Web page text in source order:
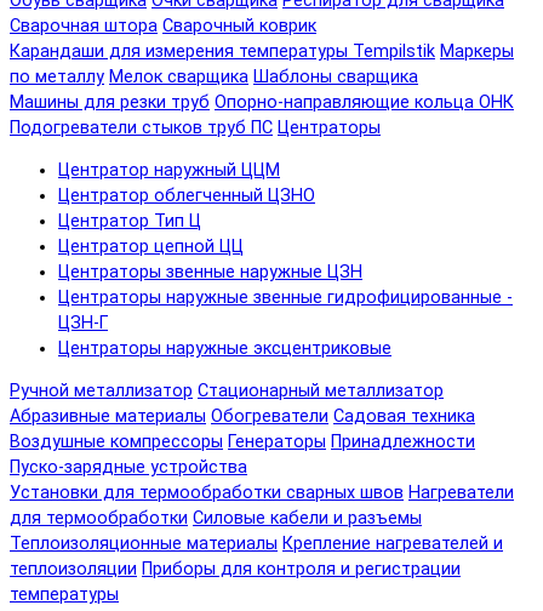
Сварочная штора Сварочный коврик
Карандаши для измерения температуры Tempilstik Маркеры
по металлу Мелок сварщика Шаблоны сварщика
Машины для резки труб Опорно-направляющие кольца ОНК
Подогреватели стыков труб ПС Центраторы
Центратор наружный ЦЦМ
Центратор облегченный ЦЗНО
Центратор Тип Ц
Центратор цепной ЦЦ
Центраторы звенные наружные ЦЗН
Центраторы наружные звенные гидрофицированные -
ЦЗН-Г
Центраторы наружные эксцентриковые
Ручной металлизатор Стационарный металлизатор
Абразивные материалы Обогреватели Садовая техника
Воздушные компрессоры Генераторы Принадлежности
Пуско-зарядные устройства
Установки для термообработки сварных швов Нагреватели
для термообработки Силовые кабели и разъемы
Теплоизоляционные материалы Крепление нагревателей и
теплоизоляции Приборы для контроля и регистрации
температуры